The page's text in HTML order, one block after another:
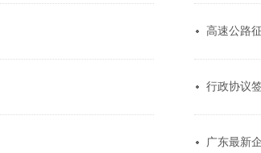
高速公路
行政协议
广东最新